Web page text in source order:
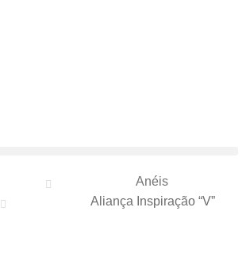
Anéis
Aliança Inspiração “V”